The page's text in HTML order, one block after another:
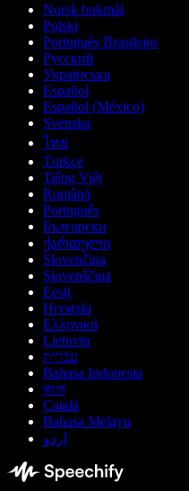
Norsk bokmål
Polski
Português Brasileiro
Русский
Українська
Español
Español (México)
Svenska
ไทย
Türkçe
Tiếng Việt
Română
Português
Български
ქართული
Slovenčina
Slovenščina
Eesti
Hrvatski
Ελληνικά
Lietuvių
עברית
Bahasa Indonesia
বাংলা
Català
Bahasa Melayu
اردو